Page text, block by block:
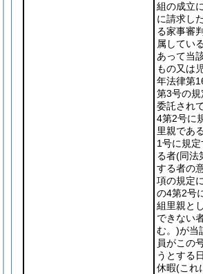
組の成立
に請求し
る家事審
属してい
あって当
もの又は
年法律第
第3号の
委託され
4第2号に
里親であ
1号に規
る者(同法
する者の
項の規定
の4第2号
組里親と
できない
む。)が当
員がこの
うとする
休暇(これ